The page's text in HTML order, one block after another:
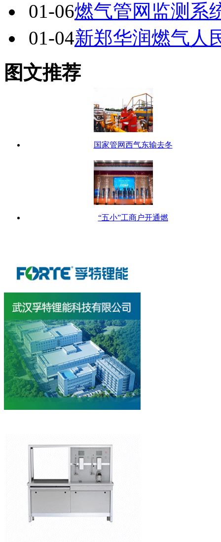
01-06燃气管网监测系
01-04新郑华润燃气人
图文推荐
国家管网西气东输去冬
“五小”工商户开通燃